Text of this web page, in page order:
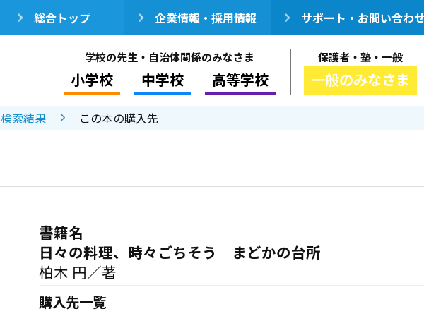
総合トップ 企業情報・採用情報 サポート・お問い合わせ
学校の先生・自治体関係のみなさま
小学校 中学校 高等学校
保護者・塾・一般
一般のみなさま
検索結果 この本の購入先
書籍名
日々の料理、時々ごちそう まどかの台所
柏木 円／著
購入先一覧